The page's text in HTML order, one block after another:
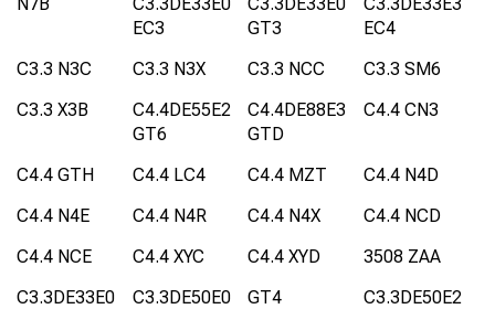
EC3
GT3
EC4
C3.3 N3C
C3.3 N3X C3.3 NCC
C3.3 SM6
C3.3 X3B
C4.4DE55E2
GT6
C4.4DE88E3
GTD
C4.4 CN3
C4.4 GTH C4.4 LC4 C4.4 MZT
C4.4 N4D
C4.4 N4E
C4.4 N4R C4.4 N4X
C4.4 NCD
C4.4 NCE
C4.4 XYC C4.4 XYD
3508 ZAA
C3.3DE33E0
C3.3DE50E0 GT4
C3.3DE50E2